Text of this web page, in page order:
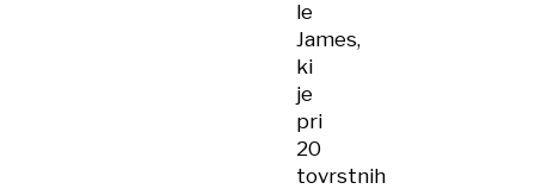
le
James,
ki
je
pri
20
tovrstnih